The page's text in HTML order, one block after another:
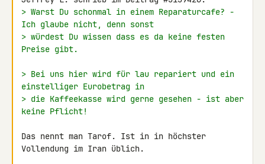
> Warst Du schonmal in einem Reparaturcafe? -
Ich glaube nicht, denn sonst
> würdest Du wissen dass es da keine festen
Preise gibt.
> Bei uns hier wird für lau repariert und ein
einstelliger Eurobetrag in
> die Kaffeekasse wird gerne gesehen - ist aber
keine Pflicht!
Das nennt man Tarof. Ist in in höchster
Vollendung im Iran üblich.